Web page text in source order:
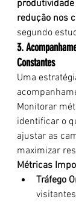
redução nos
segundo
3.
Constantes
Uma
Monitorar
identificar o
ajustar as
maximizar
Métricas
Tráfego